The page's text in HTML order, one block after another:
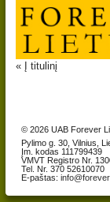
« Į titulinį
© 2026 UAB Forever
Pylimo g. 30, Vilnius,
Įm. kodas 111799439
VMVT Registro Nr.
Tel. Nr. 370 52610070
E-paštas: